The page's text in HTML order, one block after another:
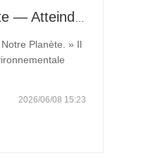
Planète. » Il
2026/06/08 15:23